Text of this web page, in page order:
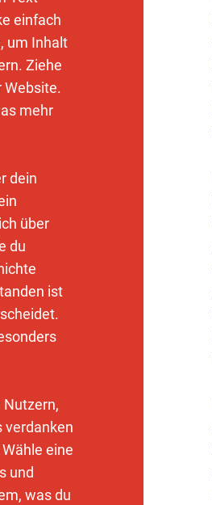
einfach
um Inhalt
Ziehe
Website.
mehr
dein
über
du
ist
Nutzern,
verdanken
eine
und
was du